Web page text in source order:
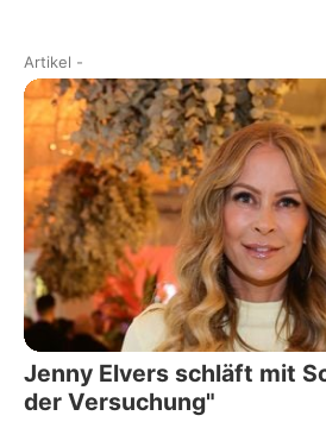
Artikel -
Jenny Elvers schläft mit
der Versuchung"